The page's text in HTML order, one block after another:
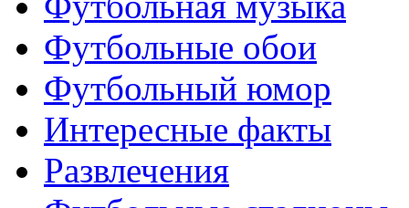
Футбольные обои
Футбольный юмор
Интересные факты
Развлечения